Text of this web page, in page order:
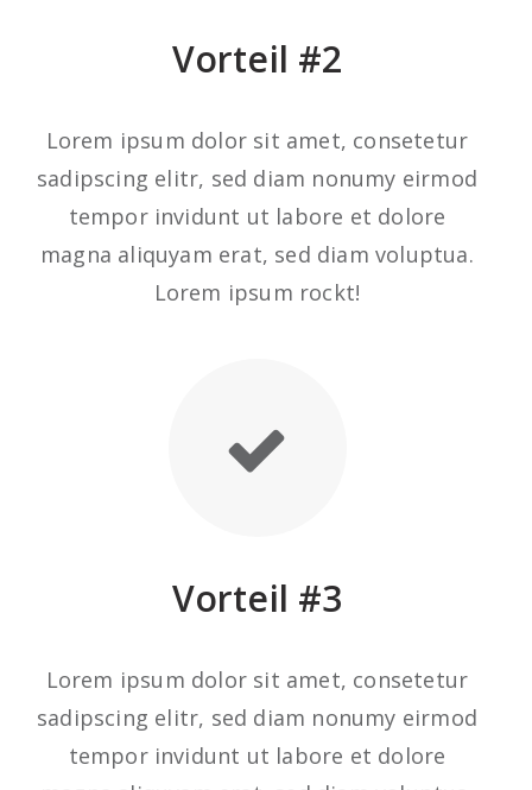
Vorteil #2
Lorem ipsum dolor sit amet, consetetur
sadipscing elitr, sed diam nonumy eirmod
tempor invidunt ut labore et dolore
magna aliquyam erat, sed diam voluptua.
Lorem ipsum rockt!
Vorteil #3
Lorem ipsum dolor sit amet, consetetur
sadipscing elitr, sed diam nonumy eirmod
tempor invidunt ut labore et dolore